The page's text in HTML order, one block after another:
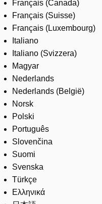
Français (Canada)
Français (Suisse)
Français (Luxembourg)
Italiano
Italiano (Svizzera)
Magyar
Nederlands
Nederlands (België)
Norsk
Polski
Português
Slovenčina
Suomi
Svenska
Türkçe
Ελληνικά